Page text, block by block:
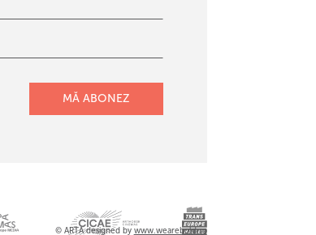
© ARTA designed by www.wearebold.ro